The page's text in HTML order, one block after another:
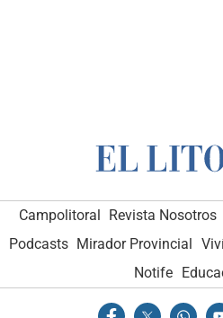
Campolitoral Revista Nosotros
Podcasts Mirador Provincial
Notife